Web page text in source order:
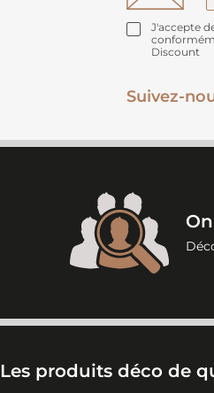
J'accepte
Discount
Suivez-
Les produits déco de